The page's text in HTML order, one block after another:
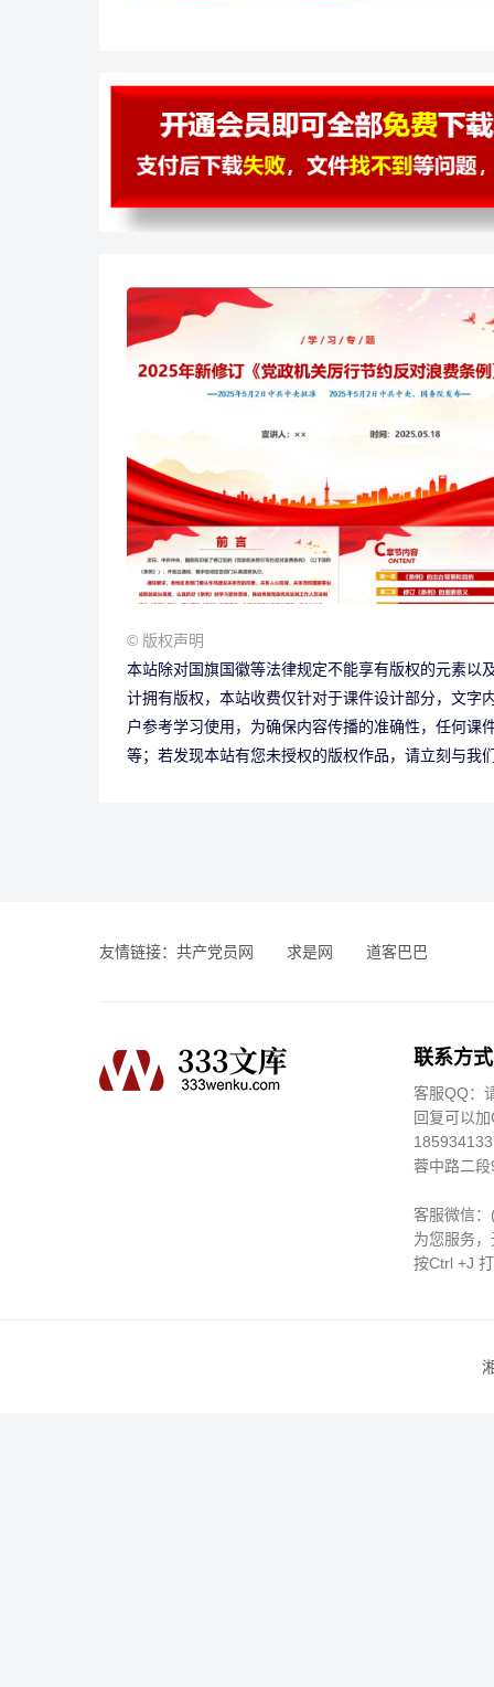
© 版权声明
本站除对国旗国徽等法律规定不能享有版权的元素以
计拥有版权，本站收费仅针对于课件设计部分，文字
户参考学习使用，为确保内容传播的准确性，任何课
等；若发现本站有您未授权的版权作品，请立刻与我
友情链接： 共产党员网 求是网 道客巴巴
联系方式
客服QQ：
回复可以
蓉中路二
客服微信
为您服务
按Ctrl +J